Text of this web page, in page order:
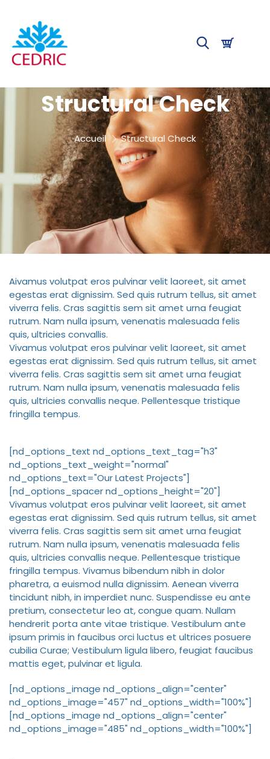
Structural Check
Accueil Structural Check
Aivamus volutpat eros pulvinar velit laoreet, sit amet
egestas erat dignissim. Sed quis rutrum tellus, sit amet
viverra felis. Cras sagittis sem sit amet urna feugiat
rutrum. Nam nulla ipsum, venenatis malesuada felis
quis, ultricies convallis.
Vivamus volutpat eros pulvinar velit laoreet, sit amet
egestas erat dignissim. Sed quis rutrum tellus, sit amet
viverra felis. Cras sagittis sem sit amet urna feugiat
rutrum. Nam nulla ipsum, venenatis malesuada felis
quis, ultricies convallis neque. Pellentesque tristique
fringilla tempus.
[nd_options_text nd_options_text_tag="h3"
nd_options_text_weight="normal"
nd_options_text="Our Latest Projects"]
[nd_options_spacer nd_options_height="20"]
Vivamus volutpat eros pulvinar velit laoreet, sit amet
egestas erat dignissim. Sed quis rutrum tellus, sit amet
viverra felis. Cras sagittis sem sit amet urna feugiat
rutrum. Nam nulla ipsum, venenatis malesuada felis
quis, ultricies convallis neque. Pellentesque tristique
fringilla tempus. Vivamus bibendum nibh in dolor
pharetra, a euismod nulla dignissim. Aenean viverra
tincidunt nibh, in imperdiet nunc. Suspendisse eu ante
pretium, consectetur leo at, congue quam. Nullam
hendrerit porta ante vitae tristique. Vestibulum ante
ipsum primis in faucibus orci luctus et ultrices posuere
cubilia Curae; Vestibulum ligula libero, feugiat faucibus
mattis eget, pulvinar et ligula.
[nd_options_image nd_options_align="center"
nd_options_image="457" nd_options_width="100%"]
[nd_options_image nd_options_align="center"
nd_options_image="485" nd_options_width="100%"]